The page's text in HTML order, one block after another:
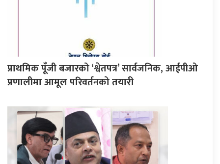
प्राथमिक पूँजी बजारको ‘श्वेतपत्र’ सार्वजनिक, आईपीओ
प्रणालीमा आमूल परिवर्तनको तयारी